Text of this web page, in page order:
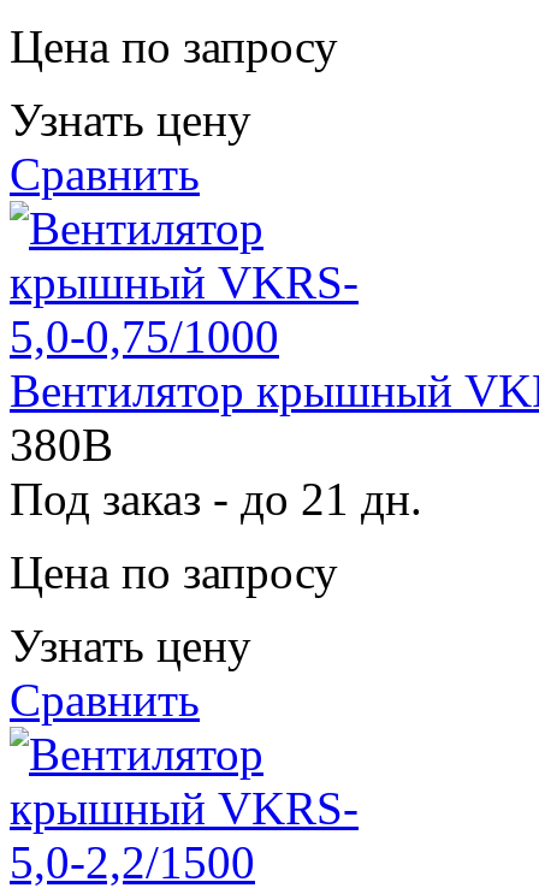
Цена по запросу
Узнать цену
Сравнить
Вентилятор крышный
380В
Под заказ - до 21 дн.
Цена по запросу
Узнать цену
Сравнить